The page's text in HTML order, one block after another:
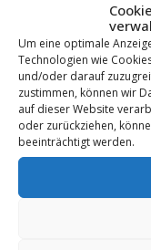
Um eine optimale
Technologien wie
und/oder darauf
zustimmen, können wir
auf dieser Website
oder zurückziehen,
beeinträchtigt werden.
Suchen
Letzte
Die Mentale
Trigger und Glimmer